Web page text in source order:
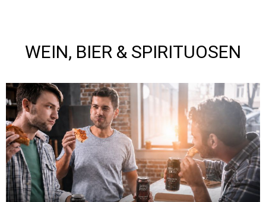
WEIN, BIER & SPIRITUOSEN